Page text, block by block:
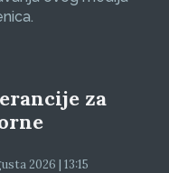
za
2026 | 13:15